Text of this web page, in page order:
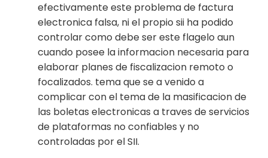
efectivamente este problema de factura
electronica falsa, ni el propio sii ha podido
controlar como debe ser este flagelo aun
cuando posee la informacion necesaria para
elaborar planes de fiscalizacion remoto o
focalizados. tema que se a venido a
complicar con el tema de la masificacion de
las boletas electronicas a traves de servicios
de plataformas no confiables y no
controladas por el SII.